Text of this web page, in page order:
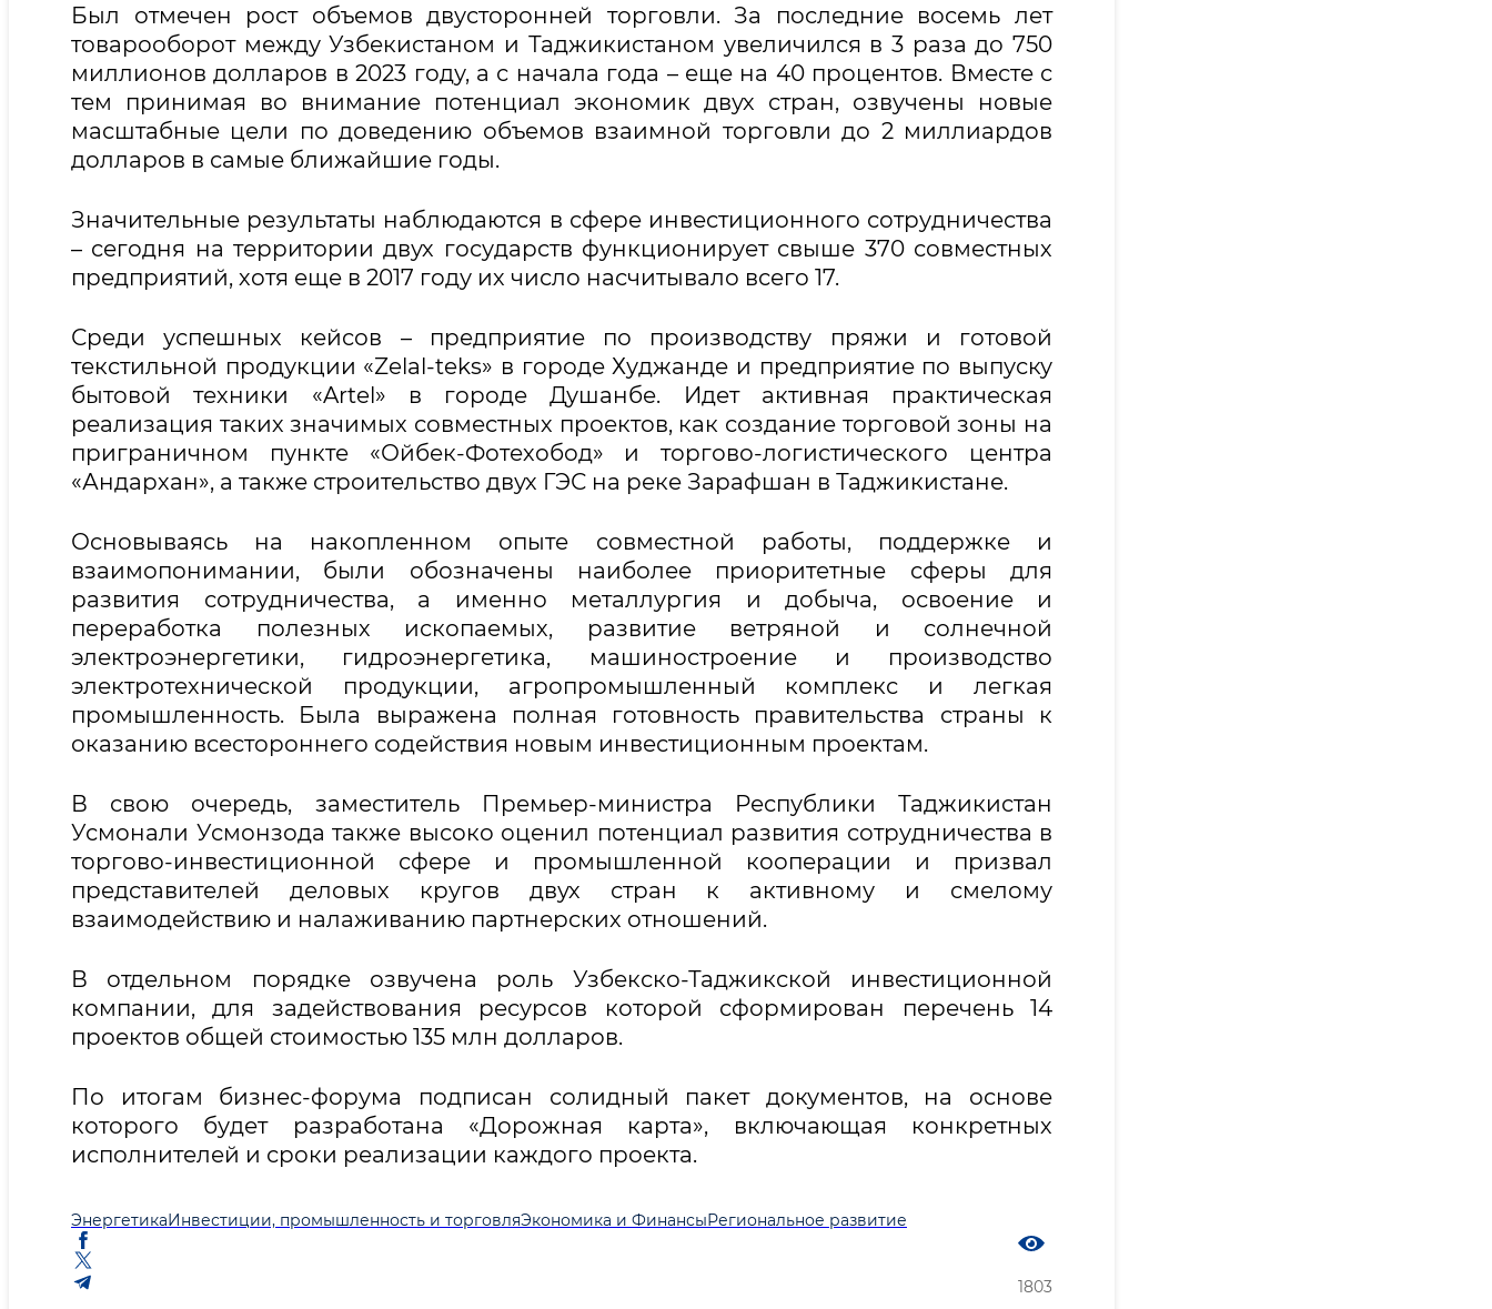
Был отмечен рост объемов двусторонней торговли. За последние восемь лет
товарооборот между Узбекистаном и Таджикистаном увеличился в 3 раза до 750
миллионов долларов в 2023 году, а с начала года – еще на 40 процентов. Вместе с
тем принимая во внимание потенциал экономик двух стран, озвучены новые
масштабные цели по доведению объемов взаимной торговли до 2 миллиардов
долларов в самые ближайшие годы.
Значительные результаты наблюдаются в сфере инвестиционного сотрудничества
– сегодня на территории двух государств функционирует свыше 370 совместных
предприятий, хотя еще в 2017 году их число насчитывало всего 17.
Среди успешных кейсов – предприятие по производству пряжи и готовой
текстильной продукции «Zelal-teks» в городе Худжанде и предприятие по выпуску
бытовой техники «Artel» в городе Душанбе. Идет активная практическая
реализация таких значимых совместных проектов, как создание торговой зоны на
приграничном пункте «Ойбек-Фотехобод» и торгово-логистического центра
«Андархан», а также строительство двух ГЭС на реке Зарафшан в Таджикистане.
Основываясь на накопленном опыте совместной работы, поддержке и
взаимопонимании, были обозначены наиболее приоритетные сферы для
развития сотрудничества, а именно металлургия и добыча, освоение и
переработка полезных ископаемых, развитие ветряной и солнечной
электроэнергетики, гидроэнергетика, машиностроение и производство
электротехнической продукции, агропромышленный комплекс и легкая
промышленность. Была выражена полная готовность правительства страны к
оказанию всестороннего содействия новым инвестиционным проектам.
В свою очередь, заместитель Премьер-министра Республики Таджикистан
Усмонали Усмонзода также высоко оценил потенциал развития сотрудничества в
торгово-инвестиционной сфере и промышленной кооперации и призвал
представителей деловых кругов двух стран к активному и смелому
взаимодействию и налаживанию партнерских отношений.
В отдельном порядке озвучена роль Узбекско-Таджикской инвестиционной
компании, для задействования ресурсов которой сформирован перечень 14
проектов общей стоимостью 135 млн долларов.
По итогам бизнес-форума подписан солидный пакет документов, на основе
которого будет разработана «Дорожная карта», включающая конкретных
исполнителей и сроки реализации каждого проекта.
ЭнергетикаИнвестиции, промышленность и торговляЭкономика и ФинансыРегиональное развитие
1803